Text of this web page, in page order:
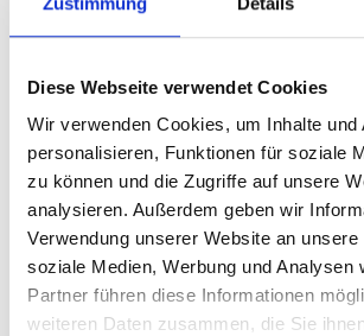
Diese Webseite verwendet Cookies
Wir verwenden Cookies, um Inhalte und
personalisieren, Funktionen für soziale
zu können und die Zugriffe auf unsere
analysieren. Außerdem geben wir
Verwendung unserer Website an
soziale Medien, Werbung und Analysen
Partner führen diese Informationen
weiteren Daten zusammen, die Sie
EU genehmigt 4,5 Mio. Euro
Alle News